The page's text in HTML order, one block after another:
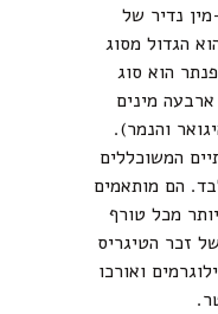
נדיר של
הגדול מסוג
הוא סוג
מינים
והנמר).
המשוכללים
הם מותאמים
מכל טורף
זכר הטיגריס
הוא בין 306-190 קילוגרמים ואורכו